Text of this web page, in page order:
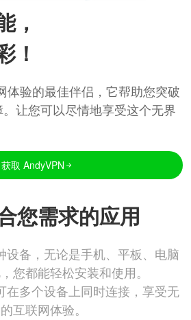
，
！
体验的最佳伴侣，它帮助您突破
让您可以尽情地享受这个无界
获取 AndyVPN
您需求的应用
设备，无论是手机、平板、电脑
您都能轻松安装和使用。
在多个设备上同时连接，享受无
互联网体验。